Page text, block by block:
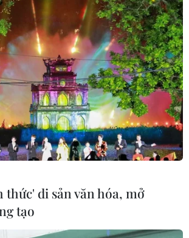
hiệu tích cực từ thử nghiệm điều
đất liên tiếp làm rung chuyển
nghiêng Pisa
thức' di sản văn hóa, mở
tạo